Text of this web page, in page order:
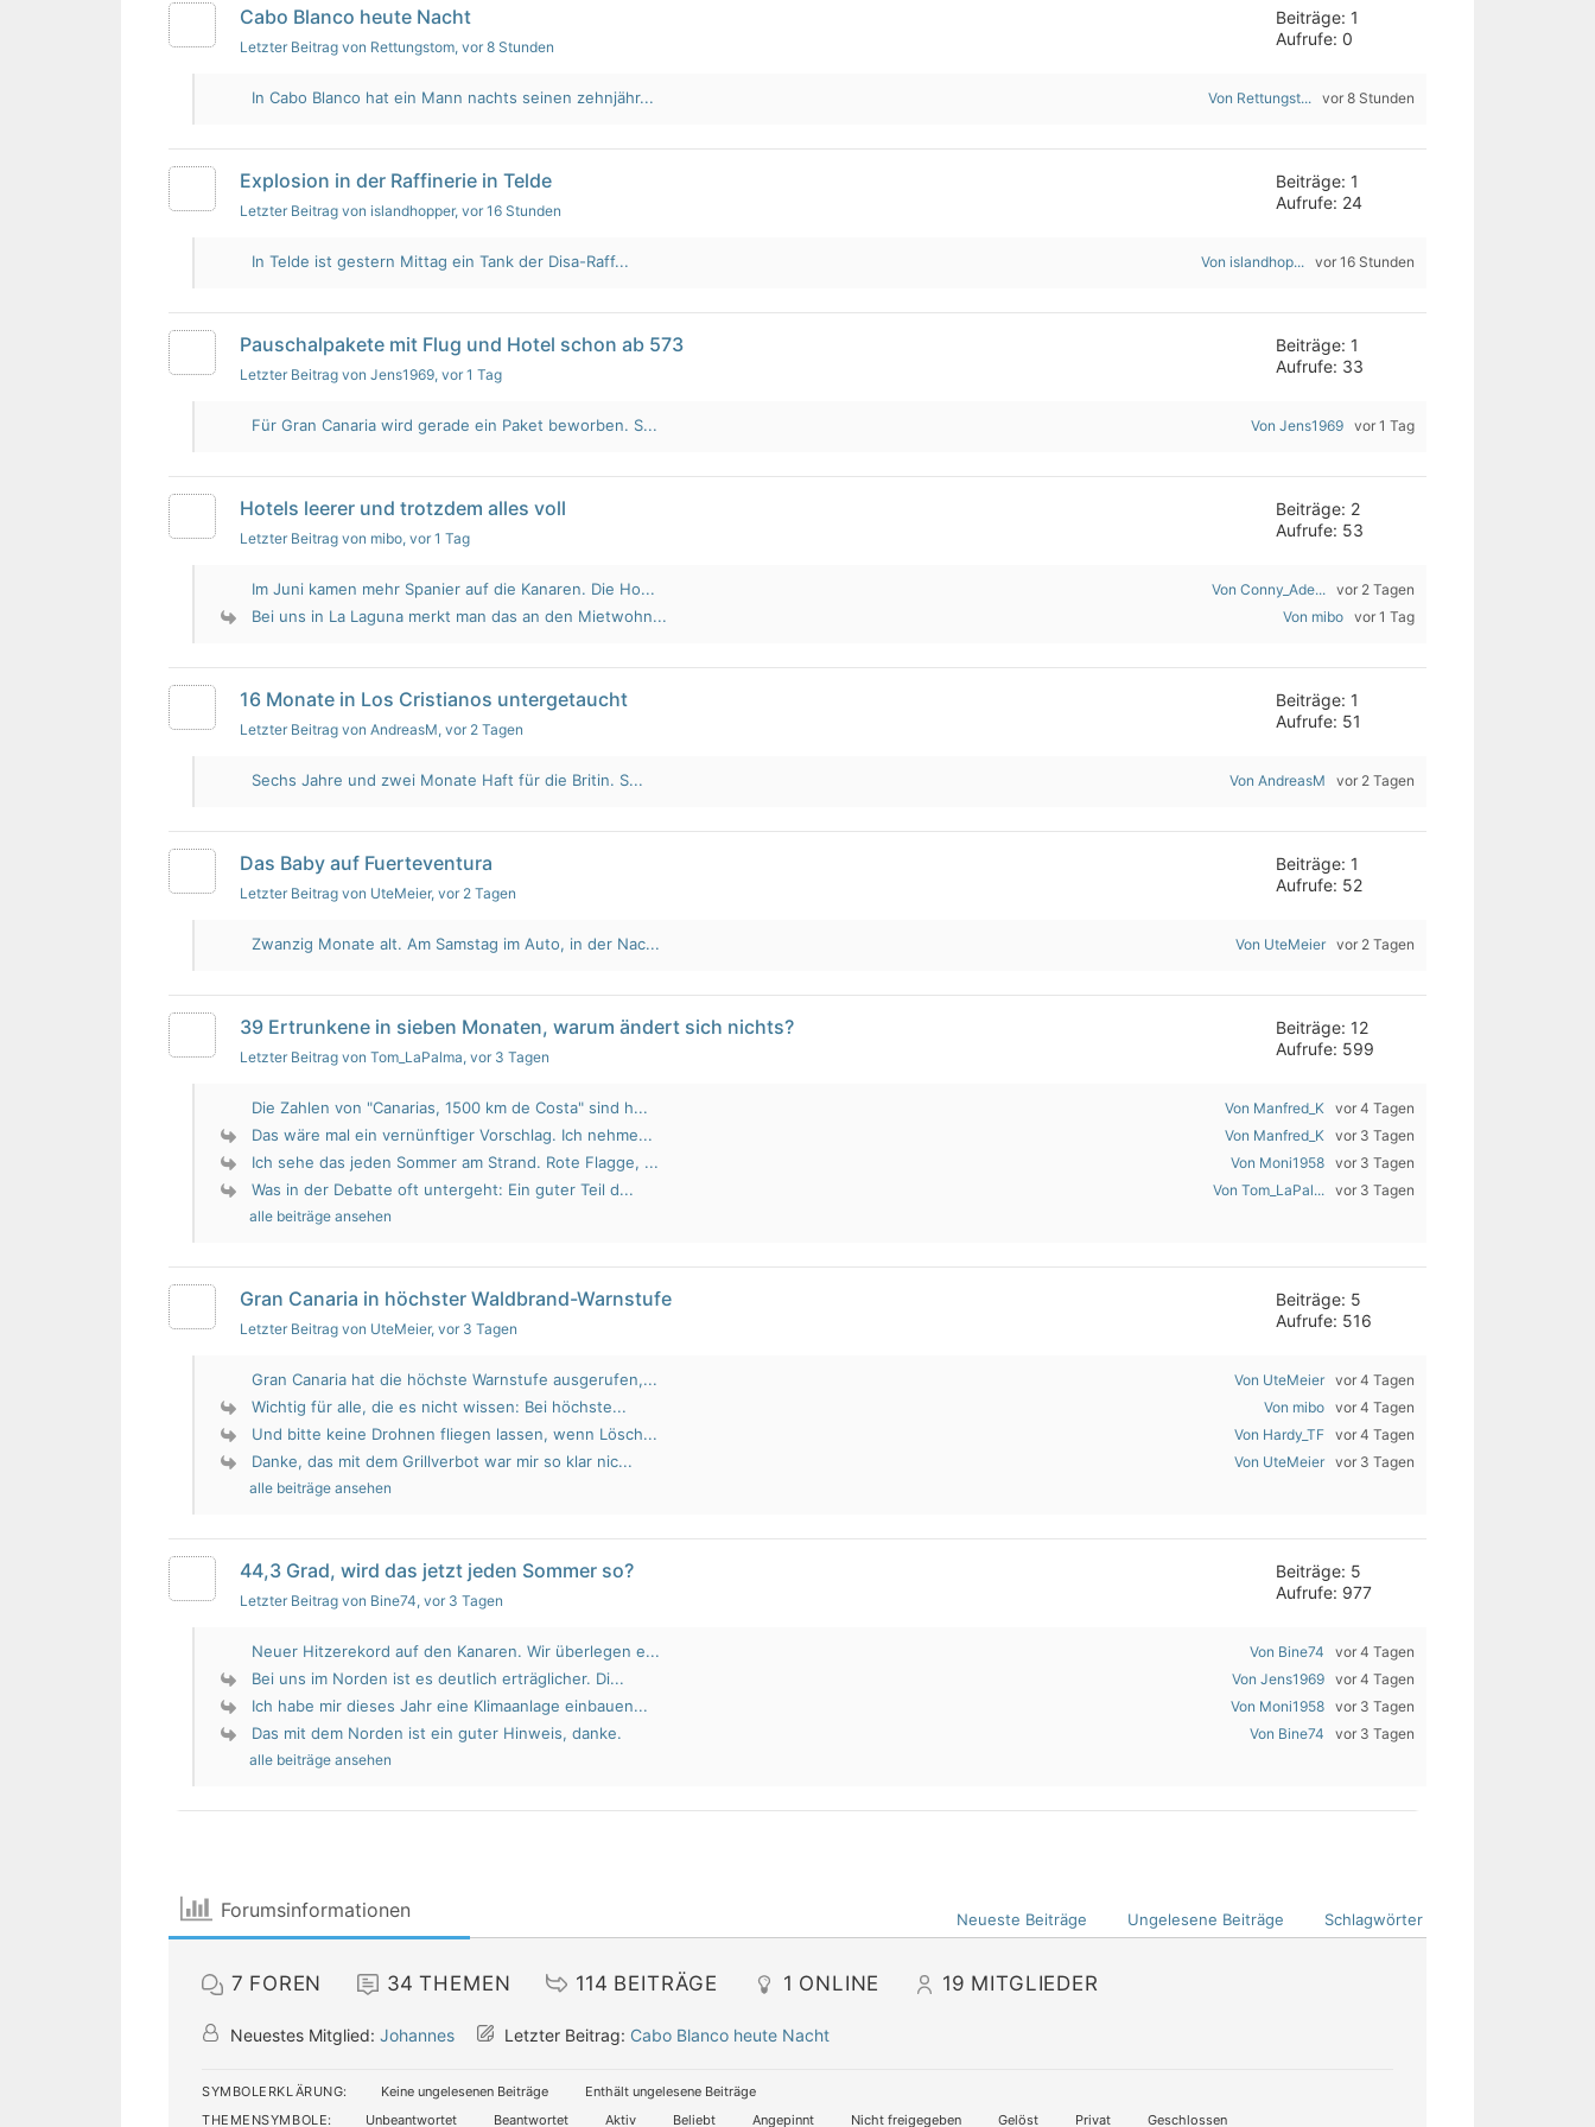
Cabo Blanco heute Nacht
Letzter Beitrag von Rettungstom, vor 8 Stunden
Beiträge: 1
Aufrufe: 0
In Cabo Blanco hat ein Mann nachts seinen zehnjähr... Von Rettungst... vor 8 Stunden
Explosion in der Raffinerie in Telde
Letzter Beitrag von islandhopper, vor 16 Stunden
Beiträge: 1
Aufrufe: 24
In Telde ist gestern Mittag ein Tank der Disa-Raff... Von islandhop... vor 16 Stunden
Pauschalpakete mit Flug und Hotel schon ab 573
Letzter Beitrag von Jens1969, vor 1 Tag
Beiträge: 1
Aufrufe: 33
Für Gran Canaria wird gerade ein Paket beworben. S... Von Jens1969 vor 1 Tag
Hotels leerer und trotzdem alles voll
Letzter Beitrag von mibo, vor 1 Tag
Beiträge: 2
Aufrufe: 53
Im Juni kamen mehr Spanier auf die Kanaren. Die Ho... Von Conny_Ade... vor 2 Tagen
Bei uns in La Laguna merkt man das an den Mietwohn... Von mibo vor 1 Tag
16 Monate in Los Cristianos untergetaucht
Letzter Beitrag von AndreasM, vor 2 Tagen
Beiträge: 1
Aufrufe: 51
Sechs Jahre und zwei Monate Haft für die Britin. S... Von AndreasM vor 2 Tagen
Das Baby auf Fuerteventura
Letzter Beitrag von UteMeier, vor 2 Tagen
Beiträge: 1
Aufrufe: 52
Zwanzig Monate alt. Am Samstag im Auto, in der Nac... Von UteMeier vor 2 Tagen
39 Ertrunkene in sieben Monaten, warum ändert sich nichts?
Letzter Beitrag von Tom_LaPalma, vor 3 Tagen
Beiträge: 12
Aufrufe: 599
Die Zahlen von "Canarias, 1500 km de Costa" sind h... Von Manfred_K vor 4 Tagen
Das wäre mal ein vernünftiger Vorschlag. Ich nehme... Von Manfred_K vor 3 Tagen
Ich sehe das jeden Sommer am Strand. Rote Flagge, ... Von Moni1958 vor 3 Tagen
Was in der Debatte oft untergeht: Ein guter Teil d... Von Tom_LaPal... vor 3 Tagen
alle beiträge ansehen
Gran Canaria in höchster Waldbrand-Warnstufe
Letzter Beitrag von UteMeier, vor 3 Tagen
Beiträge: 5
Aufrufe: 516
Gran Canaria hat die höchste Warnstufe ausgerufen,... Von UteMeier vor 4 Tagen
Wichtig für alle, die es nicht wissen: Bei höchste... Von mibo vor 4 Tagen
Und bitte keine Drohnen fliegen lassen, wenn Lösch... Von Hardy_TF vor 4 Tagen
Danke, das mit dem Grillverbot war mir so klar nic... Von UteMeier vor 3 Tagen
alle beiträge ansehen
44,3 Grad, wird das jetzt jeden Sommer so?
Letzter Beitrag von Bine74, vor 3 Tagen
Beiträge: 5
Aufrufe: 977
Neuer Hitzerekord auf den Kanaren. Wir überlegen e... Von Bine74 vor 4 Tagen
Bei uns im Norden ist es deutlich erträglicher. Di... Von Jens1969 vor 4 Tagen
Ich habe mir dieses Jahr eine Klimaanlage einbauen... Von Moni1958 vor 3 Tagen
Das mit dem Norden ist ein guter Hinweis, danke. Von Bine74 vor 3 Tagen
alle beiträge ansehen
Forumsinformationen Neueste Beiträge Ungelesene Beiträge Schlagwörter
7 FOREN 34 THEMEN 114 BEITRÄGE 1 ONLINE 19 MITGLIEDER
Neuestes Mitglied: Johannes Letzter Beitrag: Cabo Blanco heute Nacht
SYMBOLERKLÄRUNG: Keine ungelesenen Beiträge
Enthält ungelesene Beiträge
THEMENSYMBOLE:
Unbeantwortet Beantwortet Aktiv Beliebt Angepinnt Nicht freigegeben Gelöst Privat Geschlossen